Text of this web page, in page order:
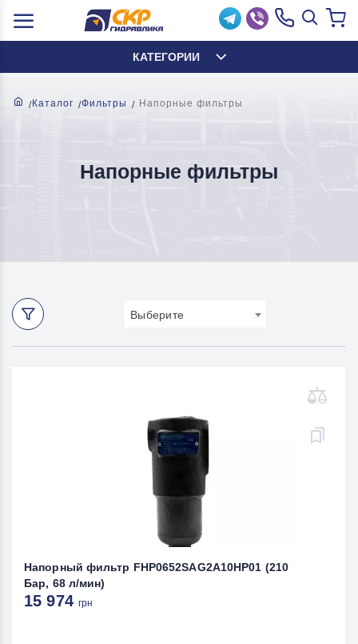
КАТЕГОРИИ
Каталог Фильтры Напорные фильтры
Напорные фильтры
Выберите
Напорный фильтр FHP0652SAG2A10HP01 (210
Бар, 68 л/мин)
15 974грн